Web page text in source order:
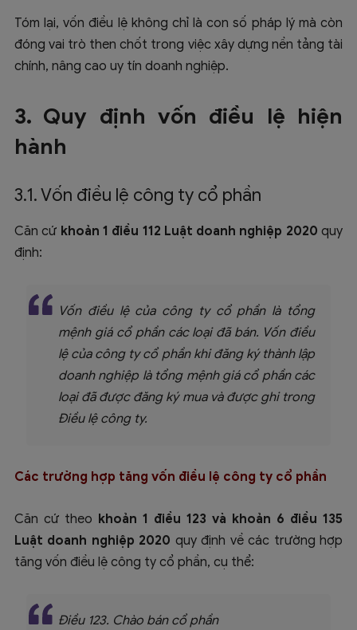
Tóm lại, vốn điều lệ không chỉ là con số pháp lý mà còn
đóng vai trò then chốt trong việc xây dựng nền tảng tài
chính, nâng cao uy tín doanh nghiệp.
3. Quy định vốn điều lệ hiện
hành
3.1. Vốn điều lệ công ty cổ phần
Căn cứ khoản 1 điều 112 Luật doanh nghiệp 2020 quy
định:
Vốn điều lệ của công ty cổ phần là tổng
mệnh giá cổ phần các loại đã bán. Vốn điều
lệ của công ty cổ phần khi đăng ký thành lập
doanh nghiệp là tổng mệnh giá cổ phần các
loại đã được đăng ký mua và được ghi trong
Điều lệ công ty.
Các trường hợp tăng vốn điều lệ công ty cổ phần
Căn cứ theo khoản 1 điều 123 và khoản 6 điều 135
Luật doanh nghiệp 2020 quy định về các trường hợp
tăng vốn điều lệ công ty cổ phần, cụ thể:
Điều 123. Chào bán cổ phần